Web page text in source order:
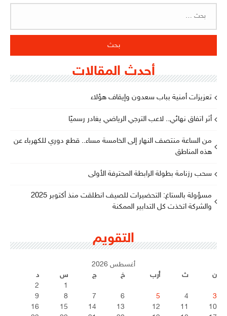
أحدث المقالات
تعزيزات أمنية بباب سعدون وإيقاف هؤلاء
أثر اتفاق نهائي.. لاعب الترجي الرياضي يغادر رسميًا
من الساعة منتصف النهار إلى الخامسة مساء.. قطع دوري للكهرباء عن
هذه المناطق
سحب رزنامة بطولة الرابطة المحترفة الأولى
مسؤولة بالستاغ: التحضيرات للصيف انطلقت منذ أكتوبر 2025
والشركة اتخذت كل التدابير الممكنة
التقويم
أغسطس 2026
ن
ث أرب خ ج س
د
1
2
3
4
5
6
7
8
9
10
11
12
13
14
15
16